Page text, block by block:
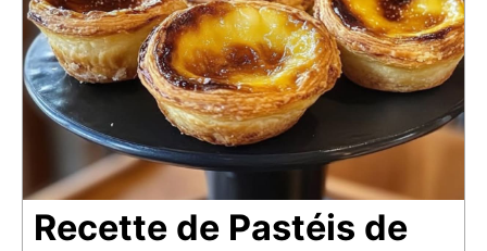
Recette de Pastéis de